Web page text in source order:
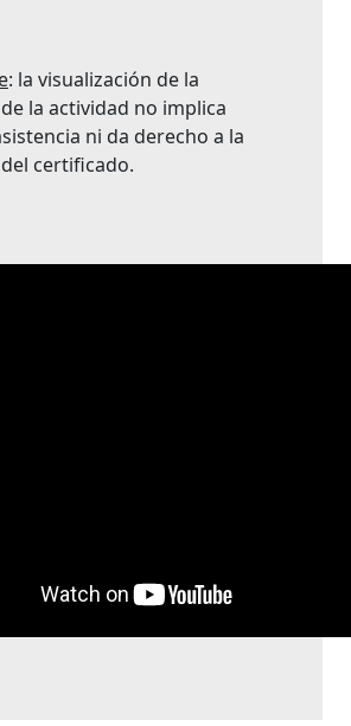
: la visualización de la
la actividad no implica
ni da derecho a la
certificado.